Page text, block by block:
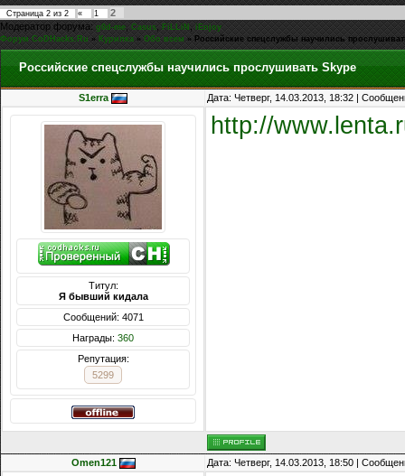
Страница 2 из 2 « 1
2
Модератор форума:g0d-me,Casus, FiLLiN,iEnjoy
Форум CoDHacks.Ru » Курилка » Обо всем » Российские спецслужбы научились
Российские спецслужбы научились прослушивать Skype
S1erra Дата: Четверг, 14.03.2013, 18:32 |
Титул:
Я бывший кидала
Сообщений: 4071
Награды: 360
Репутация:
5299
http://
Omen121 Дата: Четверг, 14.03.2013, 18:50 |